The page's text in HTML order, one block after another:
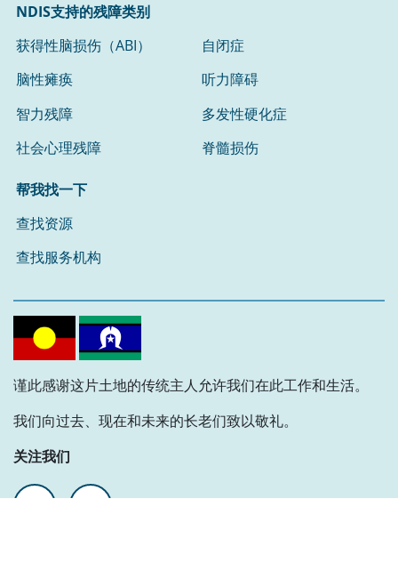
NDIS支持的残障类别
获得性脑损伤（ABI）
自闭症
脑性瘫痪
听力障碍
智力残障
多发性硬化症
社会心理残障
脊髓损伤
帮我找一下
查找资源
查找服务机构
谨此感谢这片土地的传统主人允许我们在此工作和生活。
我们向过去、现在和未来的长老们致以敬礼。
关注我们